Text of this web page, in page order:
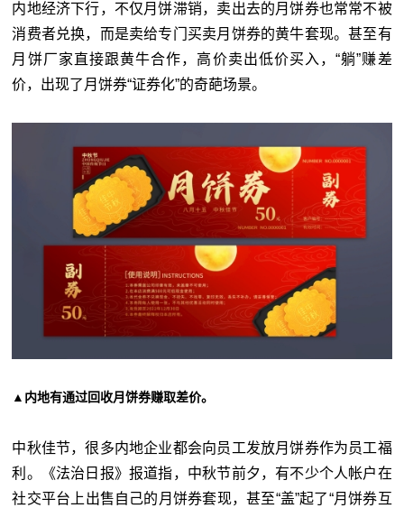
内地经济下行，不仅月饼滞销，卖出去的月饼券也常常不被
消费者兑换，而是卖给专门买卖月饼券的黄牛套现。甚至有
月饼厂家直接跟黄牛合作，高价卖出低价买入，“躺”赚差
价，出现了月饼券“证券化”的奇葩场景。
▲内地有通过回收月饼券赚取差价。
中秋佳节，很多内地企业都会向员工发放月饼券作为员工福
利。《法治日报》报道指，中秋节前夕，有不少个人帐户在
社交平台上出售自己的月饼券套现，甚至“盖”起了“月饼券互